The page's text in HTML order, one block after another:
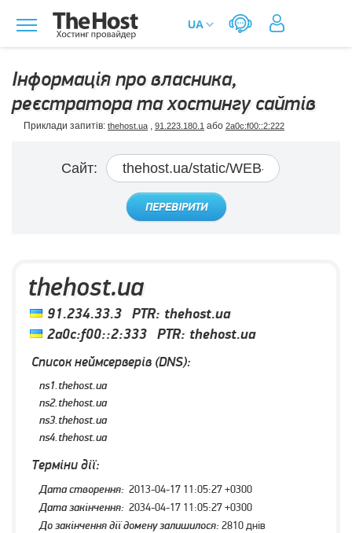
Інформація про власника,
реєстратора та хостингу сайтів
Приклади запитів: thehost.ua , 91.223.180.1 або 2a0c:f00::2:222
Сайт:
ПЕРЕВІРИТИ
thehost.ua
91.234.33.3 PTR: thehost.ua
2a0c:f00::2:333 PTR: thehost.ua
Список неймсерверів (DNS):
ns1.thehost.ua
ns2.thehost.ua
ns3.thehost.ua
ns4.thehost.ua
Терміни дії:
Дата створення: 2013-04-17 11:05:27 +0300
Дата закінчення: 2034-04-17 11:05:27 +0300
До закінчення дії домену залишилося:2810 днів